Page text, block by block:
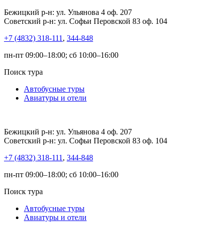
Бежицкий р-н: ул. Ульянова 4 оф. 207
Советский р-н: ул. Софьи Перовской 83 оф. 104
+7 (4832) 318-111 , 344-848
пн-пт 09:00–18:00; сб 10:00–16:00
Поиск тура
Автобусные туры
Авиатуры и отели
Бежицкий р-н: ул. Ульянова 4 оф. 207
Советский р-н: ул. Софьи Перовской 83 оф. 104
+7 (4832) 318-111 , 344-848
пн-пт 09:00–18:00; сб 10:00–16:00
Поиск тура
Автобусные туры
Авиатуры и отели